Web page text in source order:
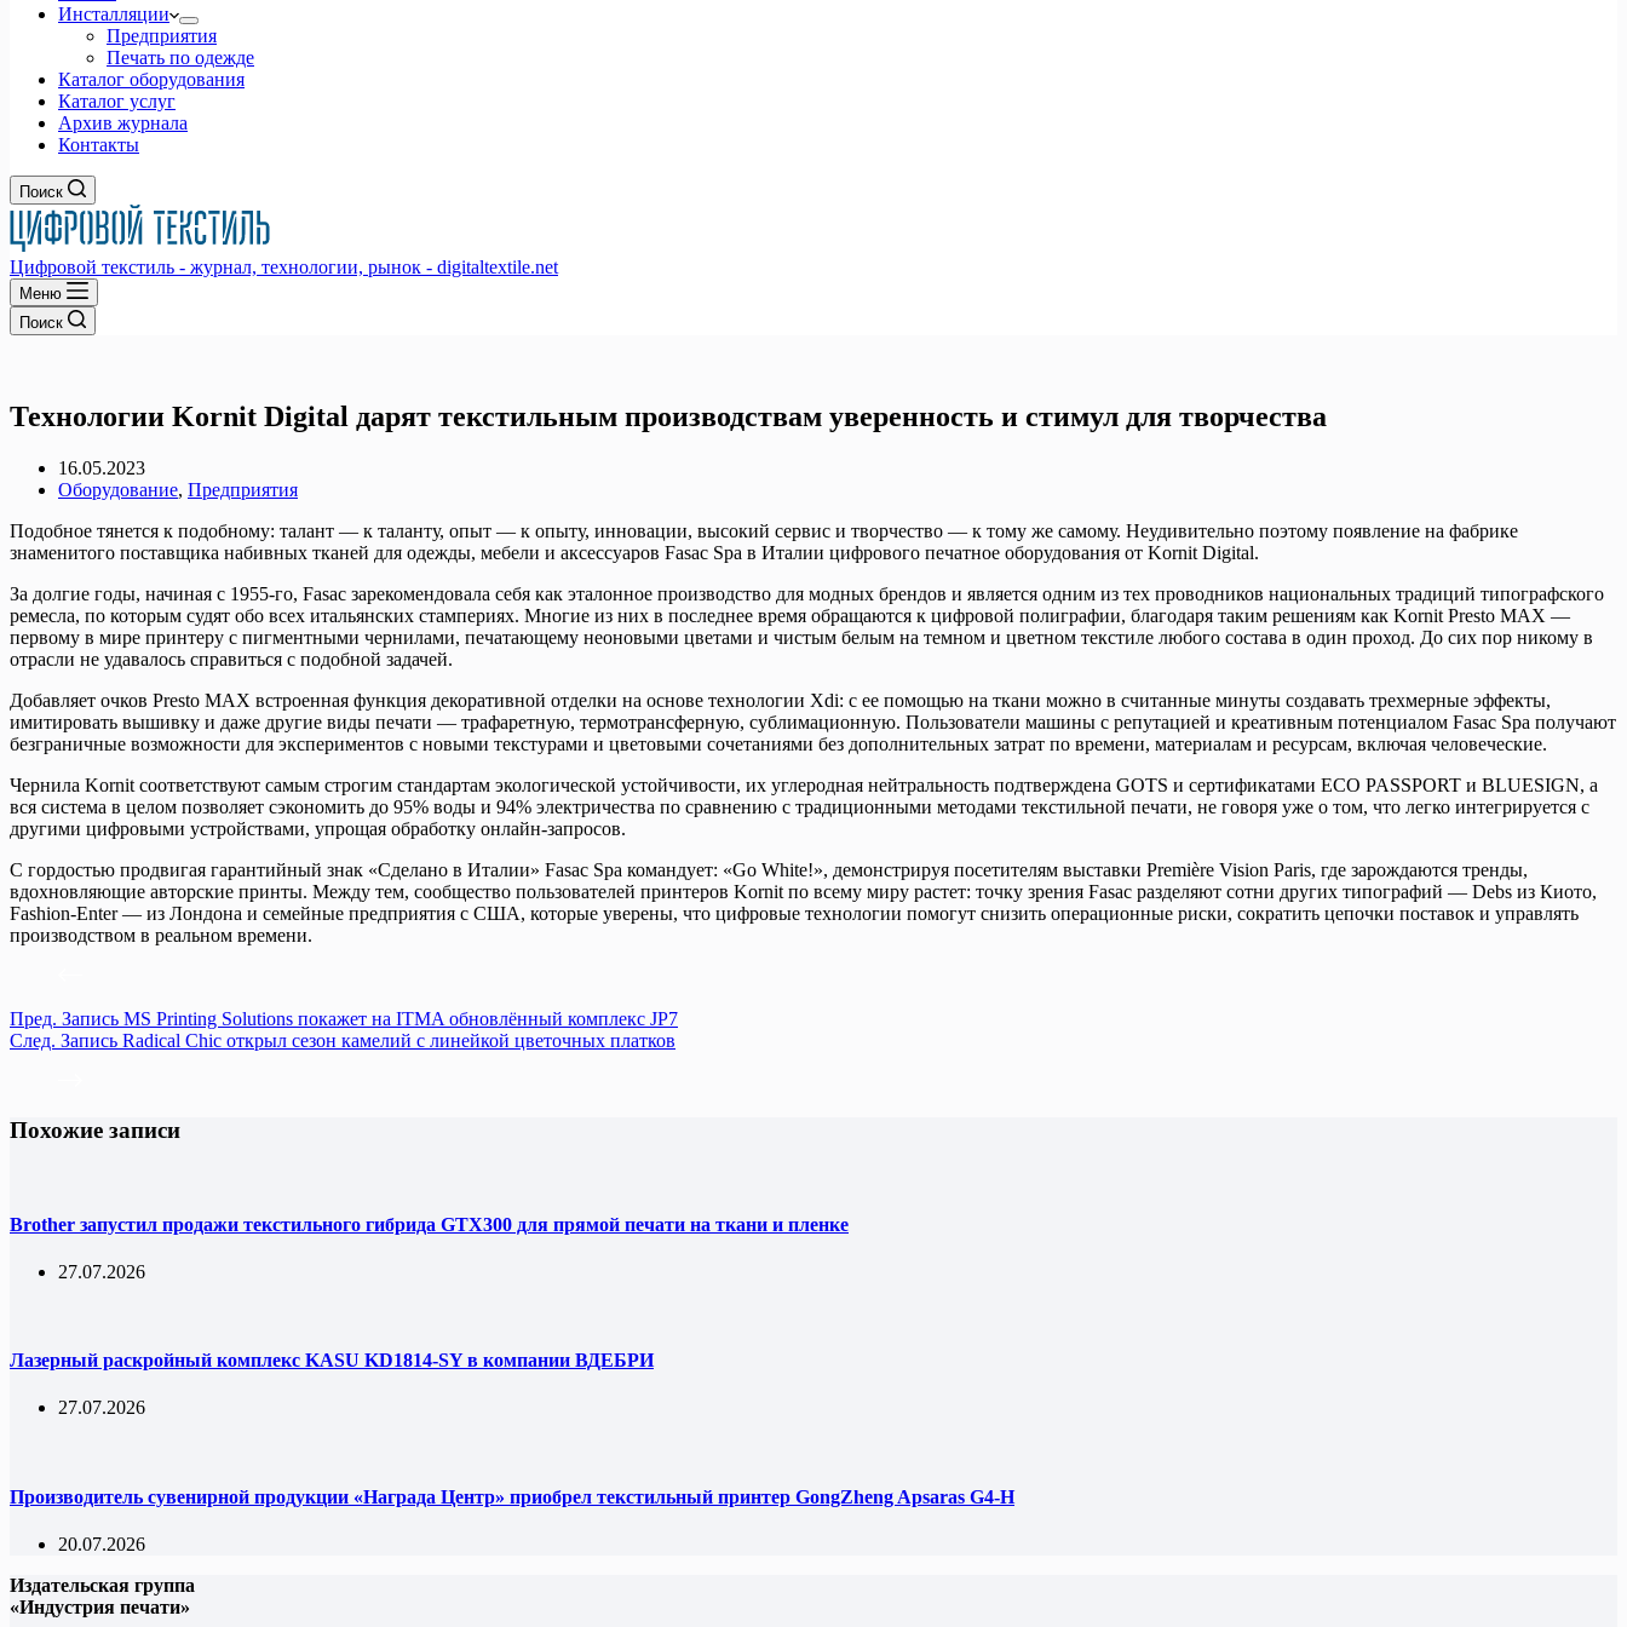
Инсталляции
Предприятия
Печать по одежде
Каталог оборудования
Каталог услуг
Архив журнала
Контакты
Поиск
Цифровой текстиль - журнал, технологии, рынок - digitaltextile.net
Меню
Поиск
Технологии Kornit Digital дарят текстильным производствам уверенность и стимул для творчества
16.05.2023
Оборудование, Предприятия
Подобное тянется к подобному: талант — к таланту, опыт — к опыту, инновации, высокий сервис и творчество — к тому же самому. Неудивительно поэтому появление на фабрике
знаменитого поставщика набивных тканей для одежды, мебели и аксессуаров Fasac Spa в Италии цифрового печатное оборудования от Kornit Digital.
За долгие годы, начиная с 1955-го, Fasac зарекомендовала себя как эталонное производство для модных брендов и является одним из тех проводников национальных традиций типографского
ремесла, по которым судят обо всех итальянских стампериях. Многие из них в последнее время обращаются к цифровой полиграфии, благодаря таким решениям как Kornit Presto MAX —
первому в мире принтеру с пигментными чернилами, печатающему неоновыми цветами и чистым белым на темном и цветном текстиле любого состава в один проход. До сих пор никому в
отрасли не удавалось справиться с подобной задачей.
Добавляет очков Presto MAX встроенная функция декоративной отделки на основе технологии Xdi: с ее помощью на ткани можно в считанные минуты создавать трехмерные эффекты,
имитировать вышивку и даже другие виды печати — трафаретную, термотрансферную, сублимационную. Пользователи машины с репутацией и креативным потенциалом Fasac Spa получают
безграничные возможности для экспериментов с новыми текстурами и цветовыми сочетаниями без дополнительных затрат по времени, материалам и ресурсам, включая человеческие.
Чернила Kornit соответствуют самым строгим стандартам экологической устойчивости, их углеродная нейтральность подтверждена GOTS и сертификатами ECO PASSPORT и BLUESIGN, а
вся система в целом позволяет сэкономить до 95% воды и 94% электричества по сравнению с традиционными методами текстильной печати, не говоря уже о том, что легко интегрируется с
другими цифровыми устройствами, упрощая обработку онлайн-запросов.
С гордостью продвигая гарантийный знак «Сделано в Италии» Fasac Spa командует: «Go White!», демонстрируя посетителям выставки Première Vision Paris, где зарождаются тренды,
вдохновляющие авторские принты. Между тем, сообщество пользователей принтеров Kornit по всему миру растет: точку зрения Fasac разделяют сотни других типографий — Debs из Киото,
Fashion-Enter — из Лондона и семейные предприятия с США, которые уверены, что цифровые технологии помогут снизить операционные риски, сократить цепочки поставок и управлять
производством в реальном времени.
Пред. Запись MS Printing Solutions покажет на ITMA обновлённый комплекс JP7
След. Запись Radical Chic открыл сезон камелий с линейкой цветочных платков
Похожие записи
Brother запустил продажи текстильного гибрида GTX300 для прямой печати на ткани и пленке
27.07.2026
Лазерный раскройный комплекс KASU KD1814-SY в компании ВДЕБРИ
27.07.2026
Производитель сувенирной продукции «Награда Центр» приобрел текстильный принтер GongZheng Apsaras G4-H
20.07.2026
Издательская группа
«Индустрия печати»